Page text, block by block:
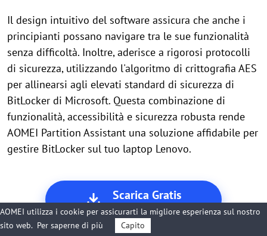
Il design intuitivo del software assicura che anche i
principianti possano navigare tra le sue funzionalità
senza difficoltà. Inoltre, aderisce a rigorosi protocolli
di sicurezza, utilizzando l'algoritmo di crittografia AES
per allinearsi agli elevati standard di sicurezza di
BitLocker di Microsoft. Questa combinazione di
funzionalità, accessibilità e sicurezza robusta rende
AOMEI Partition Assistant una soluzione affidabile per
gestire BitLocker sul tuo laptop Lenovo.
Scarica Gratis
Win 11/10/8.1/8/7
Download Sicuro
AOMEI utilizza i cookie per assicurarti la migliore esperienza sul nostro
sito web. Per saperne di più Capito